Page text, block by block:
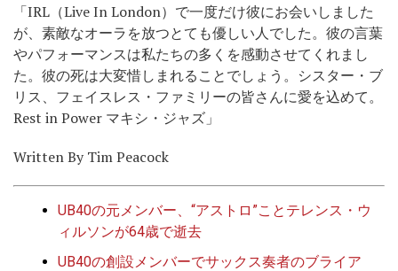
「IRL（Live In London）で一度だけ彼にお会いしました
が、素敵なオーラを放つとても優しい人でした。彼の言葉
やパフォーマンスは私たちの多くを感動させてくれまし
た。彼の死は大変惜しまれることでしょう。シスター・ブ
リス、フェイスレス・ファミリーの皆さんに愛を込めて。
Rest in Power マキシ・ジャズ」
Written By Tim Peacock
UB40の元メンバー、“アストロ”ことテレンス・ウ
ィルソンが64歳で逝去
UB40の創設メンバーでサックス奏者のブライア